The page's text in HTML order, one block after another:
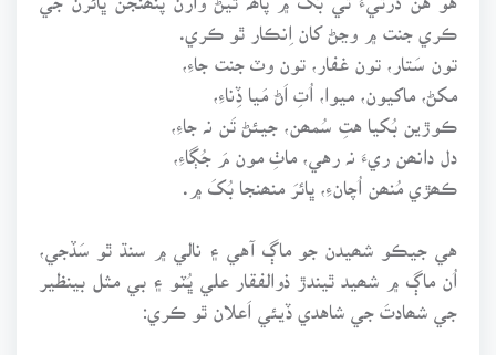
ڪري جنت ۾ وڃڻ کان اِنڪار ٿو ڪري.
تون سَتار، تون غفار، تون وٽ جنت جاءِ،
مکڻ، ماکيون، ميوا، اُتِ اَڻ مَيا ڏِناءِ،
ڪوڙين بُکيا هتِ سُمھن، جيئڻ تَن نہ جاءِ،
دل دانھن ريءَ نہ رهي، ماٺِ مون مَ جُڳاءِ،
ڪھڙي مُنھن اُچانءِ، ڀائرَ منھنجا بُکَ ۾.
هي جيڪو شھيدن جو ماڳ آهي ۽ نالي ۾ سنڌ ٿو سَڏجي،
اُن ماڳ ۾ شھيد ٿيندڙ ذوالفقار علي ڀُٽو ۽ بي مثل بينظير
جي شھادتَ جي شاهدي ڏيئي اَعلان ٿو ڪري: